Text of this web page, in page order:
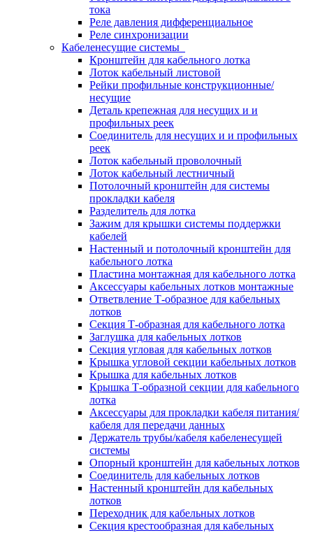
тока
Реле давления дифференциальное
Реле синхронизации
Кабеленесущие системы
Кронштейн для кабельного лотка
Лоток кабельный листовой
Рейки профильные конструкционные/
несущие
Деталь крепежная для несущих и и
профильных реек
Соединитель для несущих и и профильных
реек
Лоток кабельный проволочный
Лоток кабельный лестничный
Потолочный кронштейн для системы
прокладки кабеля
Разделитель для лотка
Зажим для крышки системы поддержки
кабелей
Настенный и потолочный кронштейн для
кабельного лотка
Пластина монтажная для кабельного лотка
Аксессуары кабельных лотков монтажные
Ответвление Т-образное для кабельных
лотков
Секция Т-образная для кабельного лотка
Заглушка для кабельных лотков
Секция угловая для кабельных лотков
Крышка угловой секции кабельных лотков
Крышка для кабельных лотков
Крышка Т-образной секции для кабельного
лотка
Аксессуары для прокладки кабеля питания/
кабеля для передачи данных
Держатель трубы/кабеля кабеленесущей
системы
Опорный кронштейн для кабельных лотков
Соединитель для кабельных лотков
Настенный кронштейн для кабельных
лотков
Переходник для кабельных лотков
Секция крестообразная для кабельных